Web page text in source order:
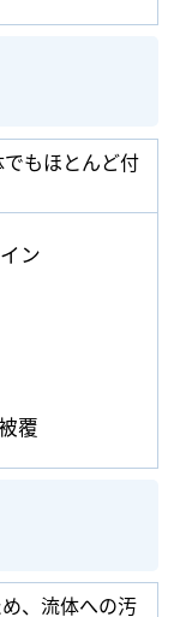
もほとんど付
ン
覆
、流体への汚